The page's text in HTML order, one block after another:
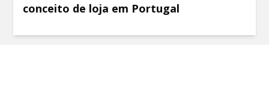
conceito de loja em Portugal